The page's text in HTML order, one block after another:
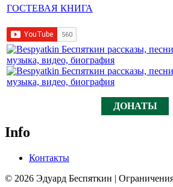
ГОСТЕВАЯ КНИГА
ДОНАТЫ
Info
Контакты
© 2026 Эдуард Беспяткин |